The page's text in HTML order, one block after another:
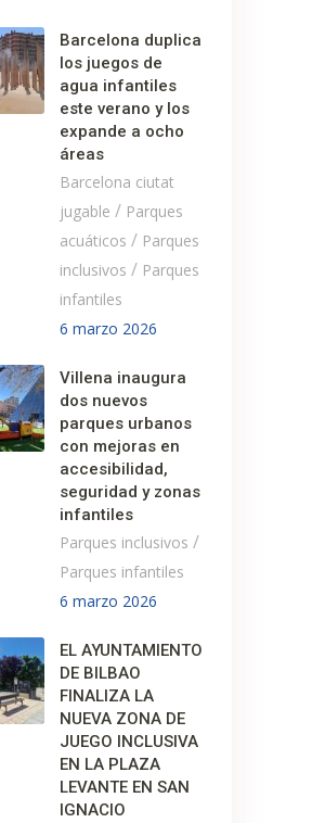
Barcelona duplica
los juegos de
agua infantiles
este verano y los
expande a ocho
áreas
Barcelona ciutat
jugable / Parques
acuáticos / Parques
inclusivos / Parques
infantiles
6 marzo 2026
Villena inaugura
dos nuevos
parques urbanos
con mejoras en
accesibilidad,
seguridad y zonas
infantiles
Parques inclusivos /
Parques infantiles
6 marzo 2026
EL AYUNTAMIENTO
DE BILBAO
FINALIZA LA
NUEVA ZONA DE
JUEGO INCLUSIVA
EN LA PLAZA
LEVANTE EN SAN
IGNACIO